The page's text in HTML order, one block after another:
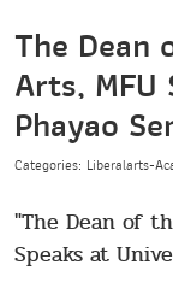
The Dean
Arts,
Phayao
Categories: Liberalarts-
"The Dean of
Speaks at